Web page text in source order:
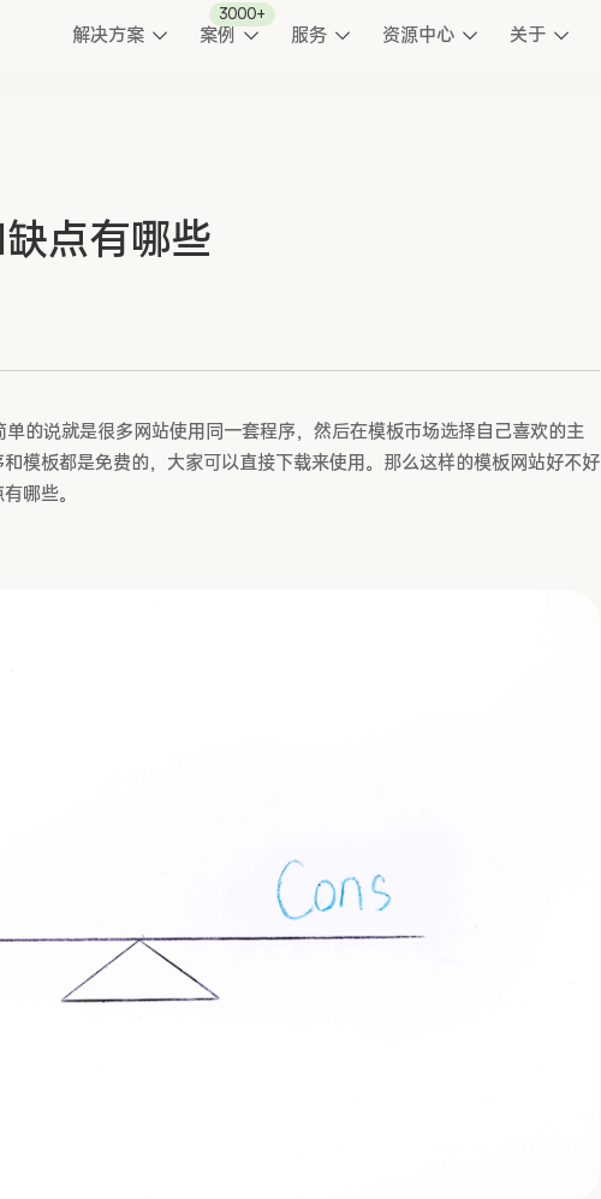
解决方案 案例
3000+
服务 资源中心 关于
点有哪些
的说就是很多网站使用同一套程序，然后在模板市场选择自己喜欢的主
模板都是免费的，大家可以直接下载来使用。那么这样的模板网站好不好
哪些。